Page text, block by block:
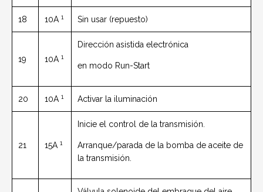
18 10A 1 Sin usar (repuesto)
19 10A 1
Dirección asistida electrónica
en modo Run-Start
20 10A 1 Activar la iluminación
21 15A 1
Inicie el control de la transmisión.
Arranque/parada de la bomba de aceite de
la transmisión.